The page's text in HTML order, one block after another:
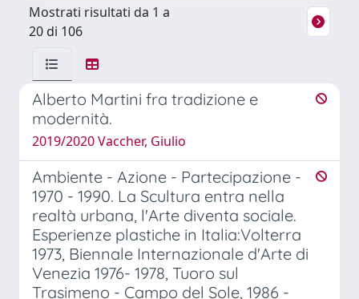
Mostrati risultati da 1 a
20 di 106
Alberto Martini fra tradizione e
modernità.
2019/2020 Vaccher, Giulio
Ambiente - Azione - Partecipazione -
1970 - 1990. La Scultura entra nella
realtà urbana, l'Arte diventa sociale.
Esperienze plastiche in Italia:Volterra
1973, Biennale Internazionale d'Arte di
Venezia 1976- 1978, Tuoro sul
Trasimeno - Campo del Sole, 1986 -